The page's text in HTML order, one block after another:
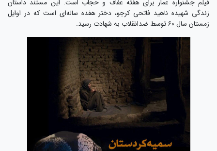
فیلم جشنواره عمار برای هفته عفاف و حجاب است. این مستند داستان
زندگی شهیده ناهید فاتحی کرجو، دختر هفده ساله‌ای است که در اوایل
زمستان سال ۶۰ توسط ضدانقلاب به شهادت رسید.